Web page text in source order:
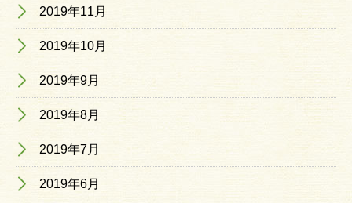
2019年11月
2019年10月
2019年9月
2019年8月
2019年7月
2019年6月